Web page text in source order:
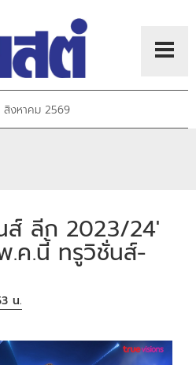
สิงหาคม 2569
ส์ ลีก 2023/24'
.ค.นี้ ทรูวิชั่นส์-
น.